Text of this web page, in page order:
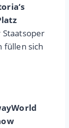
füllen sich